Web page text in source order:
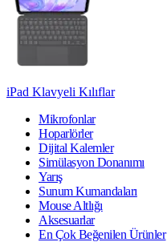
iPad Klavyeli Kılıflar
Mikrofonlar
Hoparlörler
Dijital Kalemler
Simülasyon Donanımı
Yarış
Sunum Kumandaları
Mouse Altlığı
Aksesuarlar
En Çok Beğenilen Ürünler